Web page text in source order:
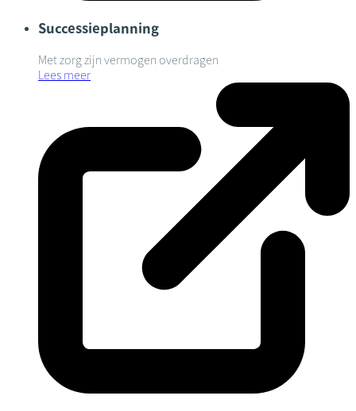
Successieplanning
Met zorg zijn vermogen overdragen
Lees meer